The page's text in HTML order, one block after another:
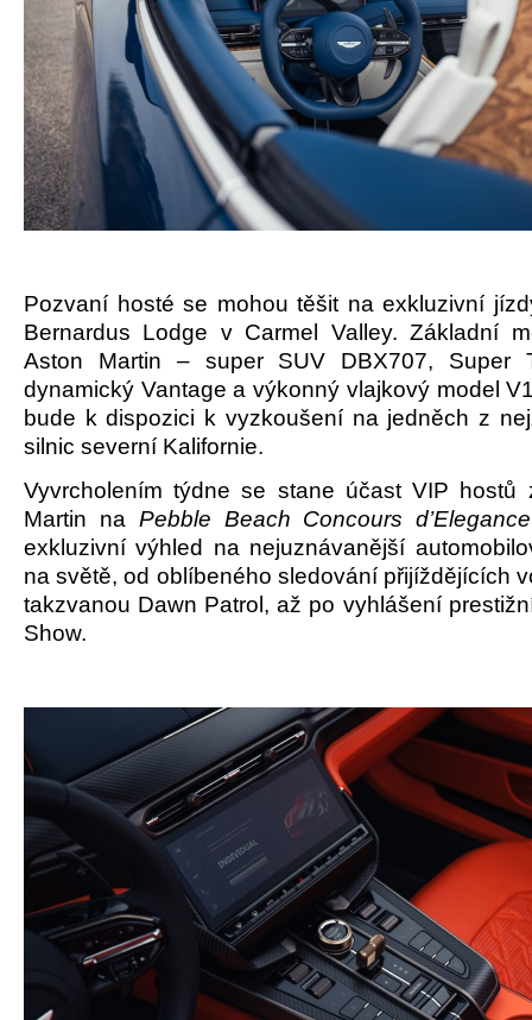
Pozvaní hosté se mohou těšit na exkluzivní
Bernardus Lodge v Carmel Valley. Základní
Aston Martin – super SUV DBX707, Super
dynamický Vantage a výkonný vlajkový model
bude k dispozici k vyzkoušení na jedněch z
silnic severní Kalifornie.
Vyvrcholením týdne se stane účast VIP hostů
Martin na Pebble Beach Concours d’Elegance
exkluzivní výhled na nejuznávanější
na světě, od oblíbeného sledování přijíždějících
takzvanou Dawn Patrol, až po vyhlášení
Show.